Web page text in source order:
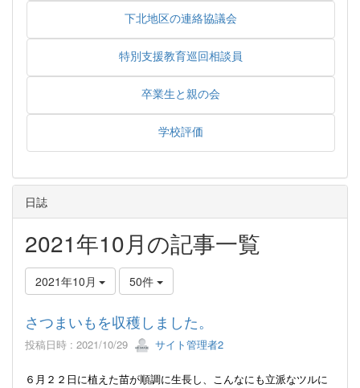
下北地区の連絡協議会
特別支援教育巡回相談員
卒業生と親の会
学校評価
日誌
2021年10月の記事一覧
2021年10月 50件
さつまいもを収穫しました。
投稿日時 : 2021/10/29 サイト管理者2
６月２２日に植えた苗が順調に生長し、こんなにも立派なツルに